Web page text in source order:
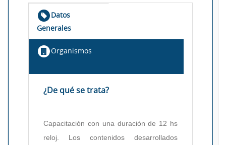
Datos
Generales
Organismos
¿De qué se trata?
Capacitación con una duración de 12 hs
reloj. Los contenidos desarrollados